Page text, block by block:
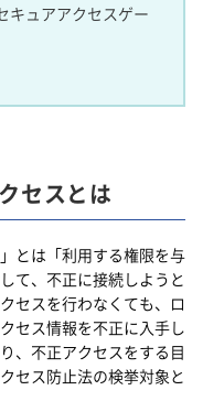
キュアアクセスゲー
セスとは
とは「利用する権限を与
て、不正に接続しようと
セスを行わなくても、ロ
セス情報を不正に入手し
、不正アクセスをする目
セス防止法の検挙対象と